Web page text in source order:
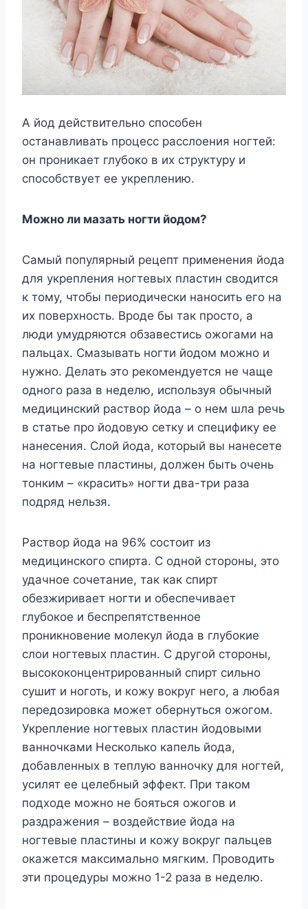
А йод действительно способен
останавливать процесс расслоения ногтей:
он проникает глубоко в их структуру и
способствует ее укреплению.
Можно ли мазать ногти йодом?
Самый популярный рецепт применения йода
для укрепления ногтевых пластин сводится
к тому, чтобы периодически наносить его на
их поверхность. Вроде бы так просто, а
люди умудряются обзавестись ожогами на
пальцах. Смазывать ногти йодом можно и
нужно. Делать это рекомендуется не чаще
одного раза в неделю, используя обычный
медицинский раствор йода – о нем шла речь
в статье про йодовую сетку и специфику ее
нанесения. Слой йода, который вы нанесете
на ногтевые пластины, должен быть очень
тонким – «красить» ногти два-три раза
подряд нельзя.
Раствор йода на 96% состоит из
медицинского спирта. С одной стороны, это
удачное сочетание, так как спирт
обезжиривает ногти и обеспечивает
глубокое и беспрепятственное
проникновение молекул йода в глубокие
слои ногтевых пластин. С другой стороны,
высококонцентрированный спирт сильно
сушит и ноготь, и кожу вокруг него, а любая
передозировка может обернуться ожогом.
Укрепление ногтевых пластин йодовыми
ванночками Несколько капель йода,
добавленных в теплую ванночку для ногтей,
усилят ее целебный эффект. При таком
подходе можно не бояться ожогов и
раздражения – воздействие йода на
ногтевые пластины и кожу вокруг пальцев
окажется максимально мягким. Проводить
эти процедуры можно 1-2 раза в неделю.